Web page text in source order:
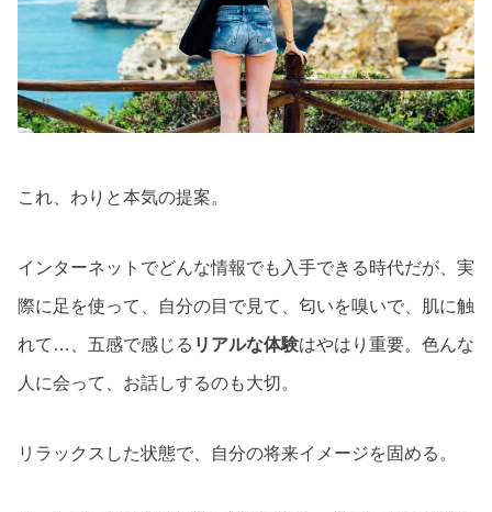
これ、わりと本気の提案。
インターネットでどんな情報でも入手できる時代だが、実
際に足を使って、自分の目で見て、匂いを嗅いで、肌に触
れて…、五感で感じる リアルな体験はやはり重要。色んな
人に会って、お話しするのも大切。
リラックスした状態で、自分の将来イメージを固める。